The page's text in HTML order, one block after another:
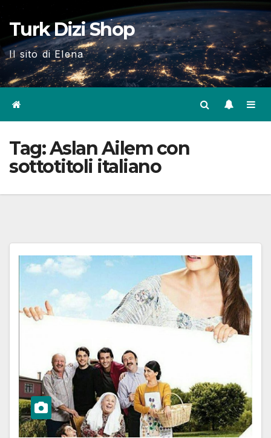
Skip
content
Turk Dizi Shop
Il sito di Elena
Tag:Aslan Ailem con
sottotitoli italiano